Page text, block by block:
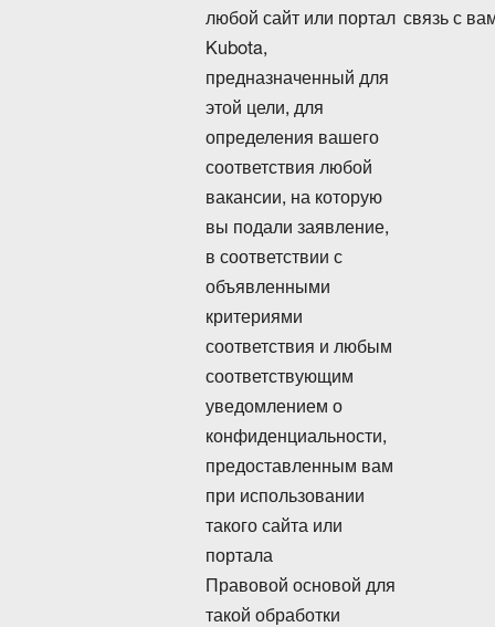
любой сайт или портал
Kubota,
предназначенный для
этой цели, для
определения вашего
соответствия любой
вакансии, на которую
вы подали заявление,
в соответствии с
объявленными
критериями
соответствия и любым
соответствующим
уведомлением о
конфиденциальности,
предоставленным вам
при использовании
такого сайта или
портала
Правовой основой для
такой обработки
связь с